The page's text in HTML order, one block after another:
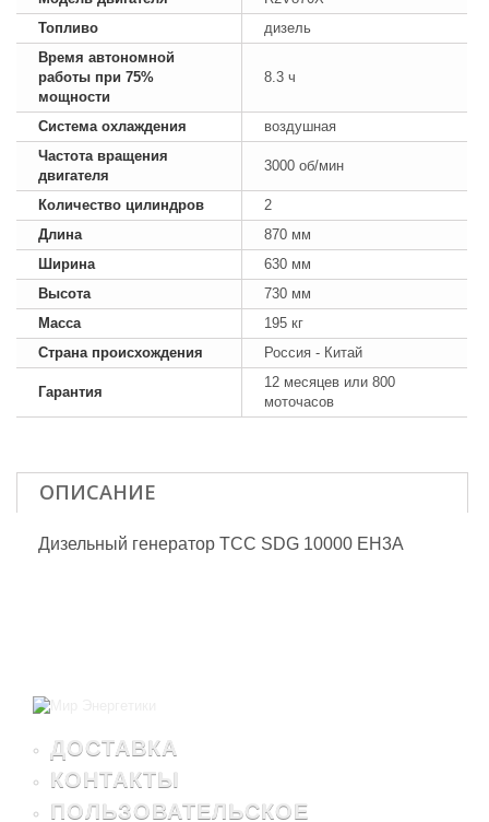
Топливо
дизель
Время автономной
работы при 75%
мощности
8.3 ч
Система охлаждения
воздушная
Частота вращения
двигателя
3000 об/мин
Количество цилиндров
2
Длина
870 мм
Ширина
630 мм
Высота
730 мм
Масса
195 кг
Страна происхождения
Россия - Китай
Гарантия
12 месяцев или 800
моточасов
ОПИСАНИЕ
Дизельный генератор ТСС SDG 10000 EH3A
ДОСТАВКА
КОНТАКТЫ
ПОЛЬЗОВАТЕЛЬСКОЕ